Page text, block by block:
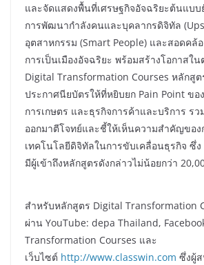
และจัดแสดงพื้นที่เศรษฐกิจอัจฉริยะต้นแบ
การพัฒนากำลังคนและบุคลากรดิจิทัล
อุตสาหกรรม (Smart People) และสอดคล้
การเป็นเมืองอัจฉริยะ พร้อมสร้างโอกาสใ
Digital Transformation Courses หลักสู
ประกาศนียบัตรให้ที่หยิบยก Pain Point ขอ
การเกษตร และธุรกิจการค้าและบริการ รว
ออกมาตีโจทย์และชี้ให้เห็นความสำคัญของ
เทคโนโลยีดิจิทัลในการขับเคลื่อนธุรกิจ ซึ่
มีผู้เข้าถึงหลักสูตรดังกล่าวไม่น้อยกว่า
สำหรับหลักสูตร Digital Transformation
ผ่าน YouTube: depa Thailand,
Transformation Courses และ
เว็บไซต์ http://www.classwin.com ซึ่งผู้